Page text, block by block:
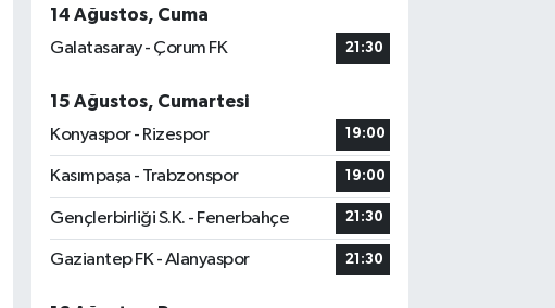
14 Ağustos, Cuma
Galatasaray - Çorum FK
21:30
15 Ağustos, Cumartesi
Konyaspor - Rizespor
19:00
Kasımpaşa - Trabzonspor 19:00
Gençlerbirliği S.K. - Fenerbahçe 21:30
Gaziantep FK - Alanyaspor 21:30